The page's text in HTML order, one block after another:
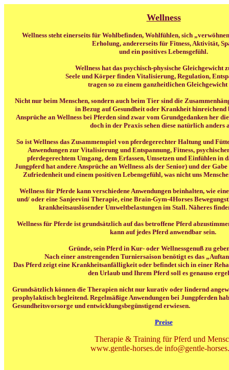
Wellness
Wellness steht einerseits für Wohlbefinden, Wohlfühlen, sich
Erholung, andererseits für Fitness, Aktivität,
und ein positives Lebensgefühl.
Wellness hat das psychisch-physische Gleichgewicht
Seele und Körper finden Vitalisierung, Regulation,
tragen so zu einem ganzheitlichen Gleichgewicht
Nicht nur beim Menschen, sondern auch beim Tier sind die
in Bezug auf Gesundheit oder Krankheit hinreichend
Ansprüche an Wellness bei Pferden sind zwar vom Grundgedanken her
doch in der Praxis sehen diese natürlich anders
So ist Wellness das Zusammenspiel von pferdegerechter Haltung und
Anwendungen zur Vitalisierung und Entspannung, Fitness,
pferdegerechtem Umgang, dem Erfassen, Umsetzen und Einfühlen in
Jungpferd hat andere Ansprüche an Wellness als der Senior) und der
Zufriedenheit und einem positiven Lebensgefühl, was nicht uns
Wellness für Pferde kann verschiedene Anwendungen beinhalten, wie
und/ oder eine Sanjeevini Therapie, eine Brain-Gym-4Horses
krankheitsauslösender Umweltbelastungen im Stall. Näheres
Wellness für Pferde ist grundsätzlich auf das betroffene Pferd
kann auf jedes Pferd anwendbar sein.
Gründe, sein Pferd in Kur- oder Wellnessgenuß zu
Nach einer anstrengenden Turniersaison benötigt es das
Das Pferd zeigt eine Krankheitsanfälligkeit oder befindet sich in einer
den Urlaub und Ihrem Pferd soll es genauso
Grundsätzlich können die Therapien nicht nur kurativ oder lindernd
prophylaktisch begleitend. Regelmäßige Anwendungen bei Jungpferden
Gesundheitsvorsorge und entwicklungsbegünstigend erwiesen.
Preise
Therapie & Training für Pferd und
www.gentle-horses.de info@gentle-